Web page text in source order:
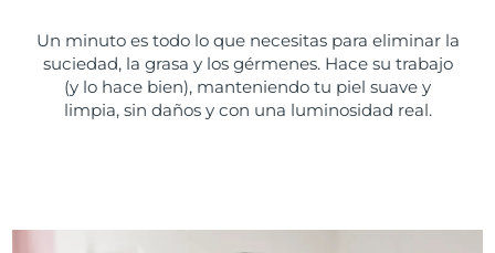
Un minuto es todo lo que necesitas para eliminar la
suciedad, la grasa y los gérmenes. Hace su trabajo
(y lo hace bien), manteniendo tu piel suave y
limpia, sin daños y con una luminosidad real.